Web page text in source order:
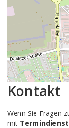
Kontakt
Wenn Sie Fragen
mit